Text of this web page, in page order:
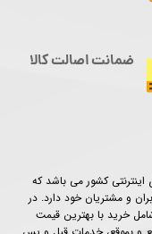
اینترنتی کشور می باشد که
و مشتریان خود دارد. در
خرید با بهترین قیمت
ضمانت اصالت کالا